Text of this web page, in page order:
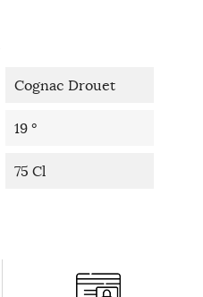
Cognac Drouet
19 °
75 Cl